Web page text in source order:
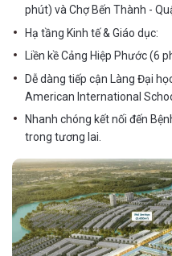
phút) và Chợ Bến Thành -
Hạ tầng Kinh tế & Giáo dục:
Liền kề Cảng Hiệp Phước (6
Dễ dàng tiếp cận Làng Đại
American International
Nhanh chóng kết nối đến
trong tương lai.